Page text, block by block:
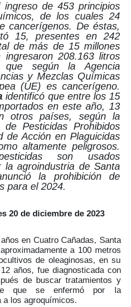
de 453 principios
de los cuales 24
cancerígenos. De éstas,
15, presentes en 242
de más de 15 millones
ingresaron 208.163 litros
que según la Agencia
y Mezclas Químicas
(UE) es cancerígeno.
identificó que entre los 15
en este año, 13
otros países, según la
de Pesticidas Prohibidos
de Acción en Plaguicidas
altamente peligrosos.
son usados
la agroindustria de Santa
la prohibición de
para el 2024.
20 de diciembre de 2023
en Cuatro Cañadas, Santa
a 100 metros
de oleaginosas, en su
años, fue diagnosticada con
de buscar tratamientos y
que se enfermó por la
a los agroquímicos.